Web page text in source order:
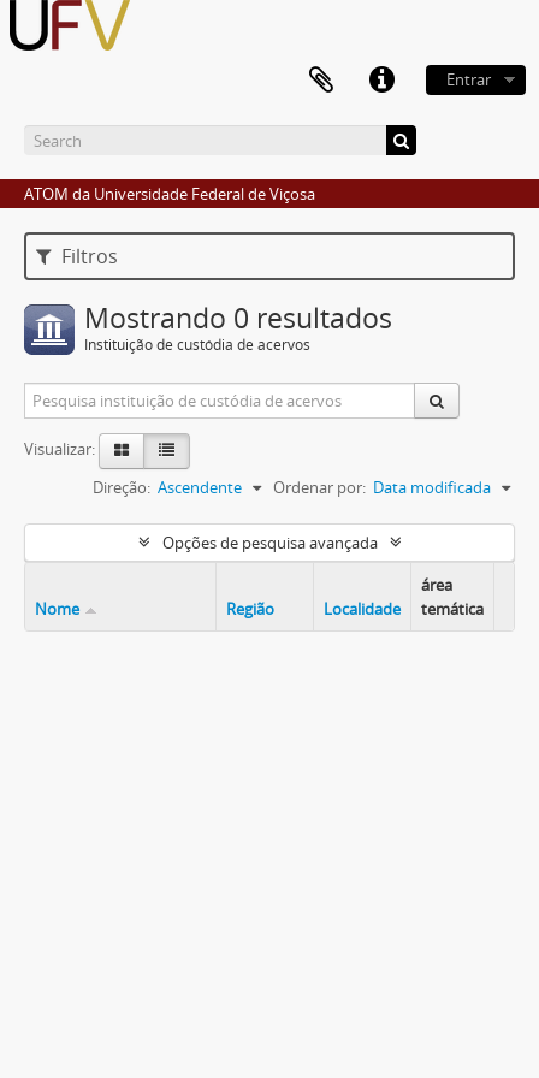
Entrar
ATOM da Universidade Federal de Viçosa
Filtros
Mostrando 0 resultados
Instituição de custódia de acervos
Visualizar:
Ordenar por: Data modificada
Direção: Ascendente
Opções de pesquisa avançada
Nome Região Localidade
área
temática